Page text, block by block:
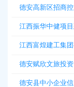
德安高新区招商
江西振华中健项
江西富煌建工集团
德安赋欣文旅投
德安县中小企业